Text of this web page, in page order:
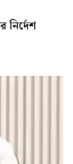
নির্দেশ